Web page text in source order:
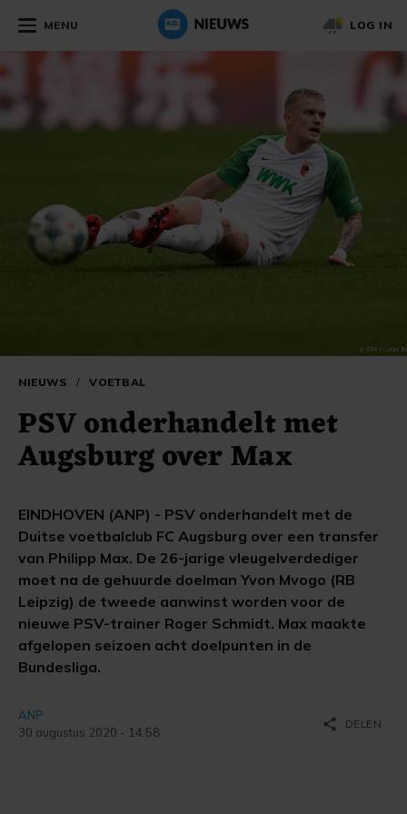
MENU LOG IN
NIEUWS / VOETBAL
PSV onderhandelt met
Augsburg over Max
EINDHOVEN (ANP) - PSV onderhandelt met de
Duitse voetbalclub FC Augsburg over een transfer
van Philipp Max. De 26-jarige vleugelverdediger
moet na de gehuurde doelman Yvon Mvogo (RB
Leipzig) de tweede aanwinst worden voor de
nieuwe PSV-trainer Roger Schmidt. Max maakte
afgelopen seizoen acht doelpunten in de
Bundesliga.
ANP
30 augustus 2020 - 14:58
share DELEN